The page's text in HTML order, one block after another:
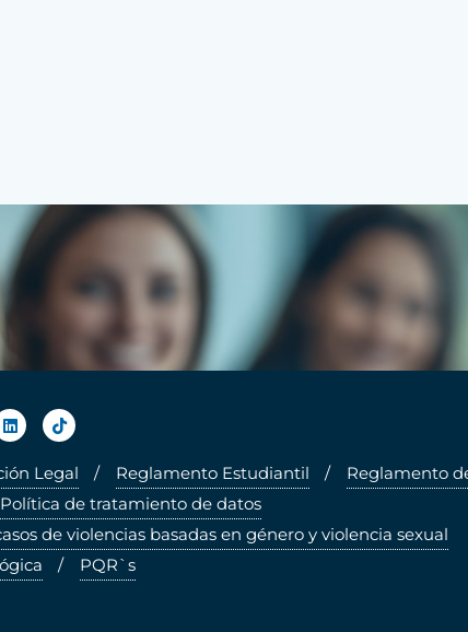
Legal Reglamento Estudiantil
Reglamento
Política de tratamiento de datos
de violencias basadas en género y violencia sexual
PQR`s